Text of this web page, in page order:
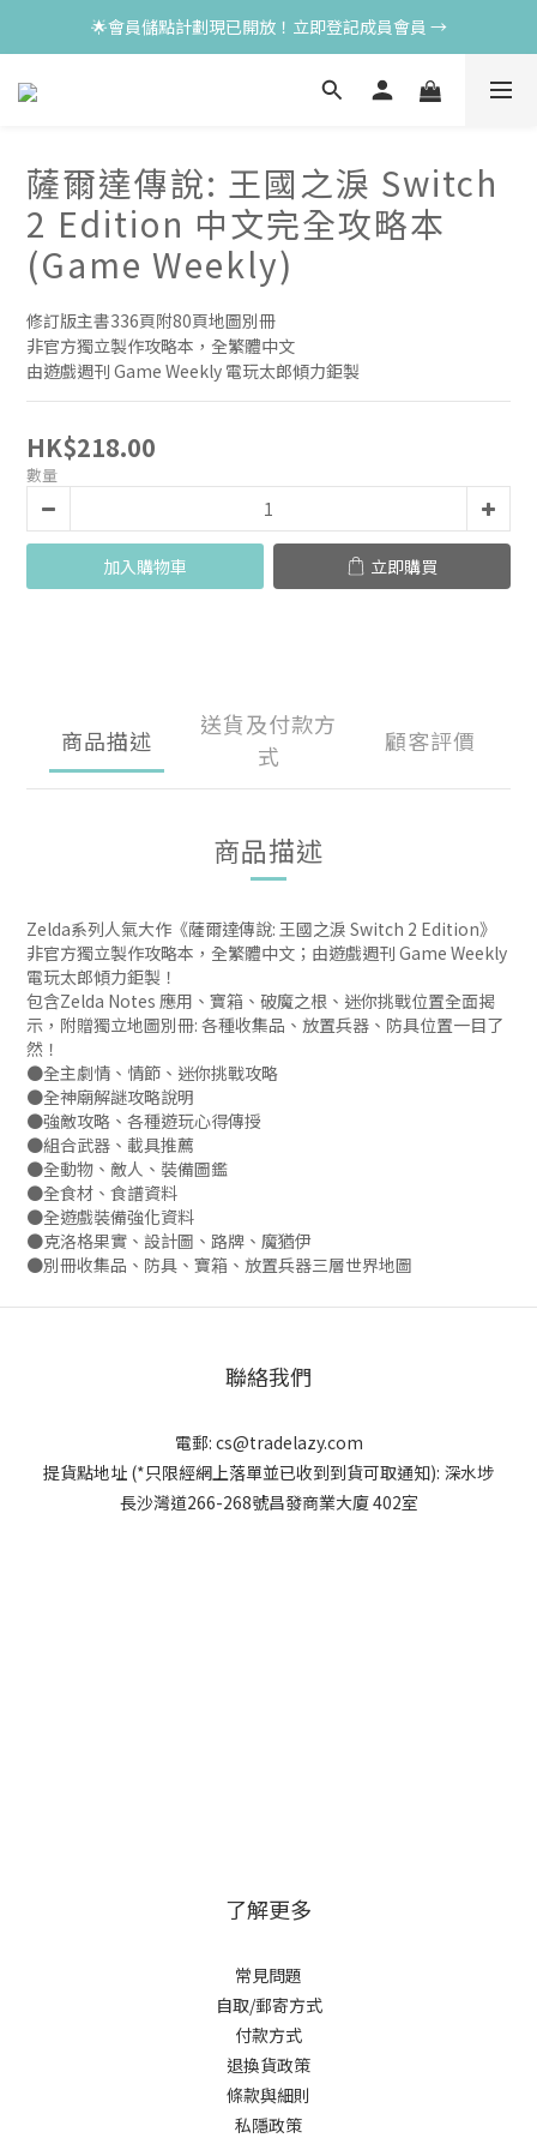
🌟會員儲點計劃現已開放！立即登記成員會員 →
薩爾達傳說: 王國之淚 Switch
2 Edition 中文完全攻略本
(Game Weekly)
修訂版主書336頁附80頁地圖別冊
非官方獨立製作攻略本，全繁體中文
由遊戲週刊 Game Weekly 電玩太郎傾力鉅製
HK$218.00
數量
加入購物車 立即購買
商品描述
送貨及付款方
式
顧客評價
商品描述
Zelda系列人氣大作《薩爾達傳說: 王國之淚 Switch 2 Edition》
非官方獨立製作攻略本，全繁體中文；由遊戲週刊 Game Weekly
電玩太郎傾力鉅製！
包含Zelda Notes 應用、寶箱、破魔之根、迷你挑戰位置全面揭
示，附贈獨立地圖別冊: 各種收集品、放置兵器、防具位置一目了
然！
●全主劇情、情節、迷你挑戰攻略
●全神廟解謎攻略說明
●強敵攻略、各種遊玩心得傳授
●組合武器、載具推薦
●全動物、敵人、裝備圖鑑
●全食材、食譜資料
●全遊戲裝備強化資料
●克洛格果實、設計圖、路牌、魔猶伊
●別冊收集品、防具、寶箱、放置兵器三層世界地圖
聯絡我們
電郵: cs@tradelazy.com
提貨點地址 (*只限經網上落單並已收到到貨可取通知): 深水埗
長沙灣道266-268號昌發商業大廈 402室
了解更多
常見問題
自取/郵寄方式
付款方式
退換貨政策
條款與細則
私隱政策